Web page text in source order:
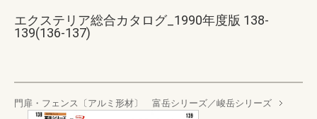
エクステリア総合カタログ_1990年度版 138-
139(136-137)
門扉・フェンス〔アルミ形材〕 富岳シリーズ／峻岳シリーズ